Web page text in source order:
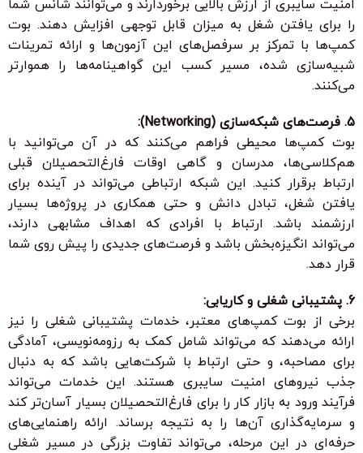
امنیت سایبری از ارزش بالایی برخوردارند و می‌توانند شانس شما
را برای یافتن شغل به میزان قابل توجهی افزایش دهند. بوت
کمپ‌ها با تمرکز بر سرفصل‌های این آزمون‌ها و ارائه تمرینات
شبیه‌سازی شده، مسیر کسب این گواهینامه‌ها را هموارتر
می‌کنند.
5. فرصت‌های شبکه‌سازی (Networking):
بوت کمپ‌ها محیطی فراهم می‌کنند که در آن می‌توانید با
هم‌کلاسی‌ها، مدرسان و گاهی اوقات فارغ‌التحصیلان قبلی
ارتباط برقرار کنید. این شبکه ارتباطی می‌تواند در آینده برای
یافتن شغل، تبادل دانش و حتی همکاری در پروژه‌ها بسیار
ارزشمند باشد. ارتباط با افرادی که اهداف مشابهی دارند،
می‌تواند انگیزه‌بخش باشد و فرصت‌های جدیدی را پیش روی شما
قرار دهد.
6. پشتیبانی شغلی و کاریابی:
برخی از بوت کمپ‌های معتبر، خدمات پشتیبانی شغلی را نیز
ارائه می‌دهند که می‌تواند شامل کمک به رزومه‌نویسی، آمادگی
برای مصاحبه، و حتی ارتباط با شرکت‌هایی باشد که به دنبال
جذب نیروهای امنیت سایبری هستند. این خدمات می‌تواند
فرآیند ورود به بازار کار را برای فارغ‌التحصیلان بسیار آسان‌تر کند
و سرمایه‌گذاری آن‌ها را به نتیجه برساند. ارائه راهنمایی‌های
حرفه‌ای در این مرحله، می‌تواند تفاوت بزرگی در مسیر شغلی